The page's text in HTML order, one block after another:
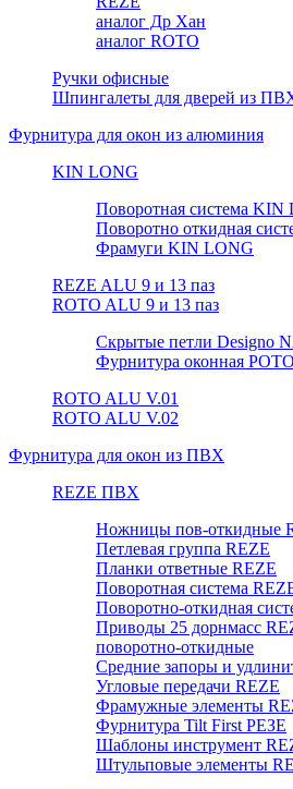
аналог Др Хан
аналог ROTO
Ручки офисные
Шпингалеты для дверей из
Фурнитура для окон из алюминия
KIN LONG
Поворотная система KIN
Поворотно откидная
Фрамуги KIN LONG
REZE ALU 9 и 13 паз
ROTO ALU 9 и 13 паз
Скрытые петли Designo
Фурнитура оконная
ROTO ALU V.01
ROTO ALU V.02
Фурнитура для окон из ПВХ
REZE ПВХ
Ножницы пов-откидные
Петлевая группа REZE
Планки ответные REZE
Поворотная система
Поворотно-откидная
Приводы 25 дорнмасс
поворотно-откидные
Средние запоры и
Угловые передачи REZE
Фрамужные элементы
Фурнитура Tilt First РЕЗЕ
Шаблоны инструмент
Штульповые элементы